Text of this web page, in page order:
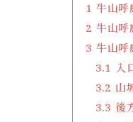
1 牛山呼
2 牛山呼
3 牛山呼
3.1 入
3.2 山
3.3 後